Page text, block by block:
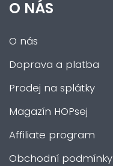
O NÁS
O nás
Doprava a platba
Prodej na splátky
Magazín HOPsej
Affiliate program
Obchodní podmínky